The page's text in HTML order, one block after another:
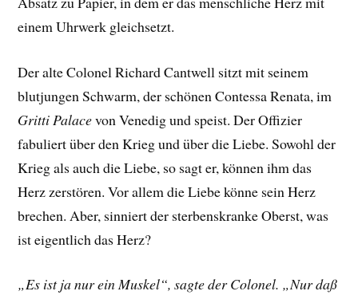
einem Uhrwerk gleichsetzt.
Der alte Colonel Richard Cantwell sitzt mit seinem
blutjungen Schwarm, der schönen Contessa Renata, im
Gritti Palacevon Venedig und speist. Der Offizier
fabuliert über den Krieg und über die Liebe. Sowohl der
Krieg als auch die Liebe, so sagt er, können ihm das
Herz zerstören. Vor allem die Liebe könne sein Herz
brechen. Aber, sinniert der sterbenskranke Oberst, was
ist eigentlich das Herz?
„Es ist ja nur ein Muskel“, sagte der Colonel. „Nur daß